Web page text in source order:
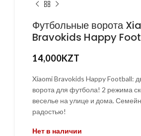
Футбольные ворота
Bravokids Happy
14,000KZT
Xiaomi Bravokids Happy Football:
ворота для футбола! 2 режима
веселье на улице и дома.
радостью!
Нет в наличии